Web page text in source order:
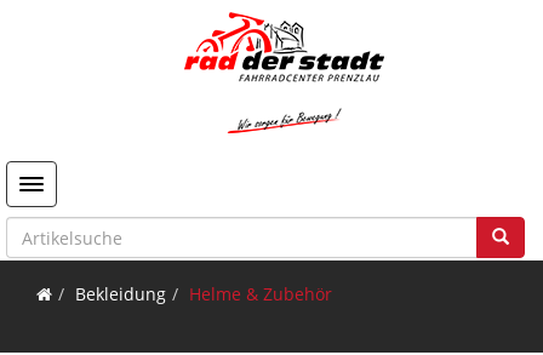
Toggle navigation
Bekleidung Helme & Zubehör